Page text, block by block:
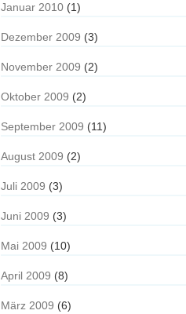
Januar 2010 (1)
Dezember 2009 (3)
November 2009 (2)
Oktober 2009 (2)
September 2009 (11)
August 2009 (2)
Juli 2009 (3)
Juni 2009 (3)
Mai 2009 (10)
April 2009 (8)
März 2009 (6)